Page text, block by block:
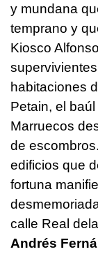
y mundana
temprano y
Kiosco
habitaciones
Petain, el
Marruecos
de
edificios que
fortuna
calle Real
Andrés